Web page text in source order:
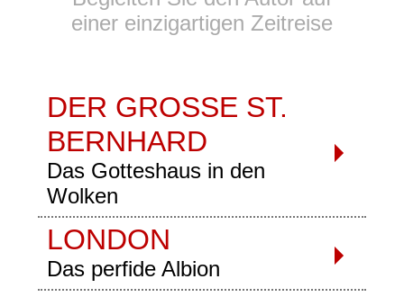
einer einzigartigen Zeitreise
DER GROSSE ST.
BERNHARD
Das Gotteshaus in den
Wolken
LONDON
Das perfide Albion